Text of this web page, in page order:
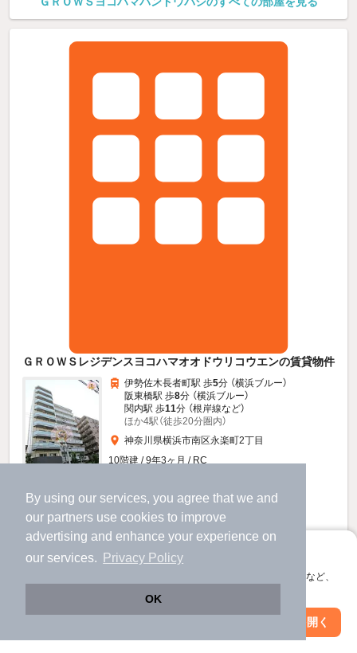
By using our services, you agree that we and
our partners use cookies to improve
advertising and enhance your experience on
our services.
Privacy Policy
OK
アプリに切り替えて、サクサクお部屋探し
会員登録なしですぐ使える。マップ検索やお気に入り保存など、
アプリを開く
ＧＲＯＷＳレジデンスヨコハマオオドウリコウエンの賃貸物件
すべての写真
伊勢佐木長者町駅 歩5分 （横浜ブルー）
阪東橋駅 歩8分 （横浜ブルー）
関内駅 歩11分 （根岸線など）
ほか4駅（徒歩20分圏内）
神奈川県横浜市南区永楽町2丁目
10階建 / 9年3ヶ月 / RC
駐輪場あり
絞り込み条件を変更